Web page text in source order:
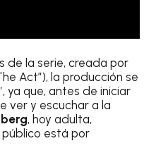
de la serie, creada por
Act”), la producción se
ya que, antes de iniciar
ver y escuchar a la
, hoy adulta,
está por